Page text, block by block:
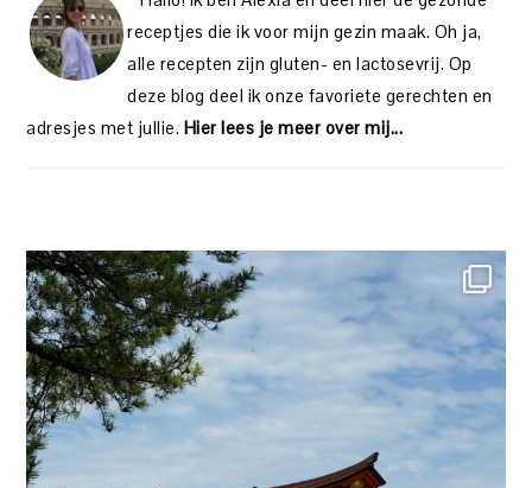
receptjes die ik voor mijn gezin maak. Oh ja,
alle recepten zijn gluten- en lactosevrij. Op
deze blog deel ik onze favoriete gerechten en
adresjes met jullie. Hier lees je meer over mij...